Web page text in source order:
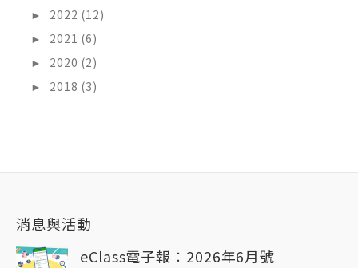
►
2022 (12)
►
2021 (6)
►
2020 (2)
►
2018 (3)
消息與活動
eClass電子報︰2026年6月號